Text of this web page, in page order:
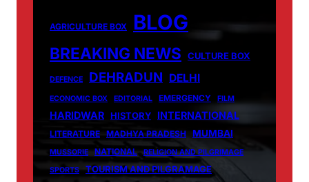
AGRICULTURE BOX BLOG
BREAKING NEWS CULTURE BOX
DEFENCE DEHRADUN DELHI
ECONOMIC BOX EDITORIAL EMERGENCY FILM
HARIDWAR HISTORY INTERNATIONAL
LITERATURE MADHYA PRADESH MUMBAI
MUSSORIE NATIONAL
RELIGION AND PILGRIMAGE
SPORTS
TOURISM AND PILGRAMAGE